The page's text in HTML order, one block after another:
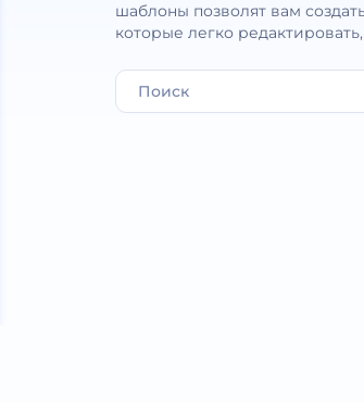
шаблоны позволят вам
которые легко